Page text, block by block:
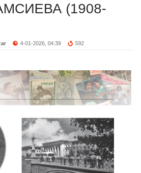
(1908-
4-01-2026, 04:39 592